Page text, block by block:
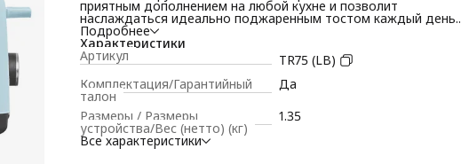
приятным дополнением на любой кухне и позволит
наслаждаться идеально поджаренным тостом каждый день.
Благодаря высококачественным материалам и
инновационным технологиям, устройство гарантирует
равномерное обжаривание и идеальный результат каждый
раз.
Тостер оснащен удобным LED-дисплеем, что позволит
отслеживать время приготовления. Мощность 800 Вт
обеспечивает быстрое и равномерное поджаривание хлеба, а
2 отсека в тостере позволяют обжаривать два ломтика хлеба
одновременно. Также имеется функция подогрева и
разморозки. Остановить приготовление можно в любое время
благодаря наличию клавиши отмены. В конструкции прибора
Подробнее
Характеристики
Артикул
TR75 (LB)
Комплектация/Гарантийный
талон
Да
Размеры / Размеры
устройства/Вес (нетто) (кг)
1.35
Все характеристики